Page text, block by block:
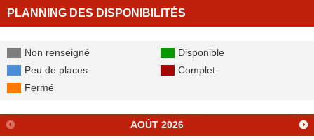
PLANNING DES DISPONIBILITÉS
Non renseigné
Disponible
Peu de places
Complet
Fermé
AOÛT 2026